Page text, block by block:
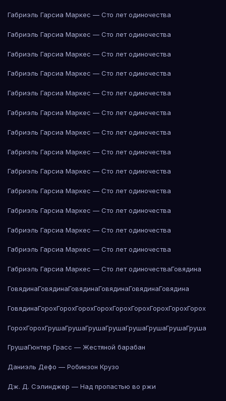
Габриэль Гарсиа Маркес — Сто лет одиночества
Габриэль Гарсиа Маркес — Сто лет одиночества
Габриэль Гарсиа Маркес — Сто лет одиночества
Габриэль Гарсиа Маркес — Сто лет одиночества
Габриэль Гарсиа Маркес — Сто лет одиночества
Габриэль Гарсиа Маркес — Сто лет одиночества
Габриэль Гарсиа Маркес — Сто лет одиночества
Габриэль Гарсиа Маркес — Сто лет одиночества
Габриэль Гарсиа Маркес — Сто лет одиночества
Габриэль Гарсиа Маркес — Сто лет одиночества
Габриэль Гарсиа Маркес — Сто лет одиночества
Габриэль Гарсиа Маркес — Сто лет одиночества
Габриэль Гарсиа Маркес — Сто лет одиночества
Габриэль Гарсиа Маркес — Сто лет одиночестваГовядина
ГовядинаГовядинаГовядинаГовядинаГовядинаГовядина
ГовядинаГорохГорохГорохГорохГорохГорохГорохГорохГорох
ГорохГорохГрушаГрушаГрушаГрушаГрушаГрушаГрушаГруша
ГрушаГюнтер Грасс — Жестяной барабан
Даниэль Дефо — Робинзон Крузо
Дж. Д. Сэлинджер — Над пропастью во ржи